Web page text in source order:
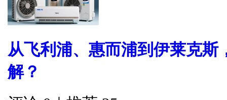
从飞利浦、惠而浦到伊莱克斯
解？